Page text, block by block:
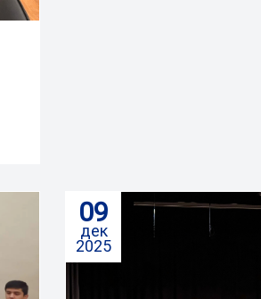
09
дек
2025